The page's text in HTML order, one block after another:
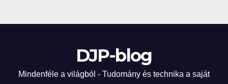
DJP-blog
Mindenféle a világból - Tudomány és technika a saját